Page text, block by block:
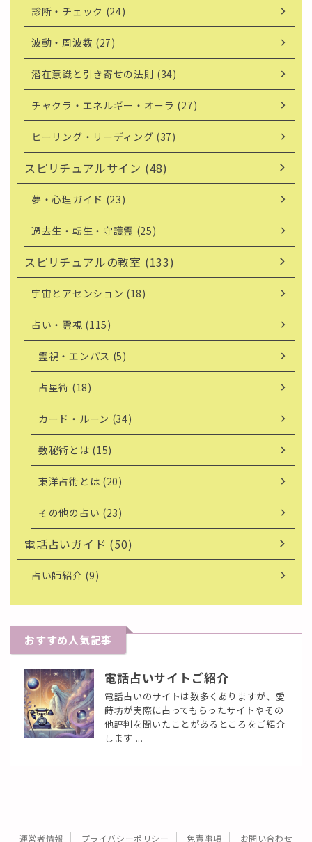
診断・チェック (24)
波動・周波数 (27)
潜在意識と引き寄せの法則 (34)
チャクラ・エネルギー・オーラ (27)
ヒーリング・リーディング (37)
スピリチュアルサイン (48)
夢・心理ガイド (23)
過去生・転生・守護霊 (25)
スピリチュアルの教室 (133)
宇宙とアセンション (18)
占い・霊視 (115)
霊視・エンパス (5)
占星術 (18)
カード・ルーン (34)
数秘術とは (15)
東洋占術とは (20)
その他の占い (23)
電話占いガイド (50)
占い師紹介 (9)
おすすめ人気記事
電話占いサイトご紹介
電話占いのサイトは数多くありますが、愛
蒔坊が実際に占ってもらったサイトやその
他評判を聞いたことがあるところをご紹介
します ...
運営者情報 プライバシーポリシー 免責事項 お問い合わせ